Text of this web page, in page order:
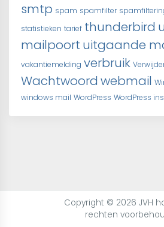
smtp spam spamfilter
statistieken tarief thunderbird
mailpoort uitgaande
vakantiemelding verbruik
Wachtwoord webmail
windows mail WordPress WordPress
Copyright © 2026 JVH
rechten